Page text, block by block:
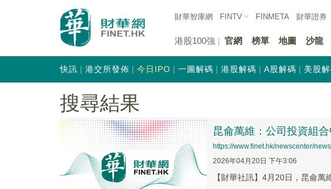
財華智庫網 FINTV FINMETA 財華證券
港股100強 官網 榜單 地圖 沙龍
快訊 港交所發佈 今日IPO 一圖解碼 港股解碼 A股解碼 美股
搜尋結果
昆侖萬維：公司投資組
https://www.finet.hk/newscenter/
2026年04月20日 下午3:06
【財華社訊】4月20日，昆侖